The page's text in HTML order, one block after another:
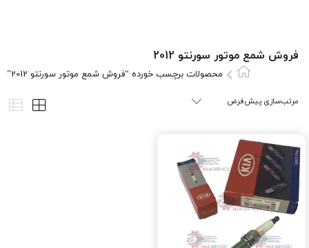
فروش شمع موتور سورنتو 2012
محصولات برچسب خورده “فروش شمع موتور سورنتو 2012”